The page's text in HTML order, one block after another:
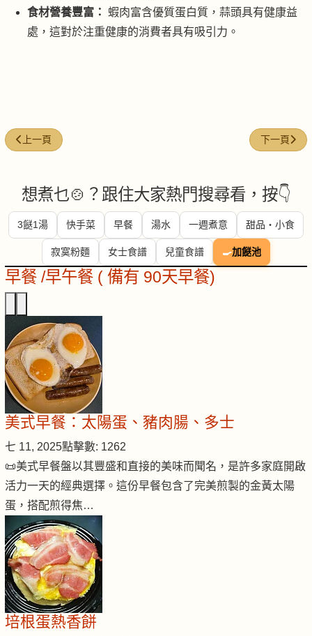
食材營養豐富： 蝦肉富含優質蛋白質，蒜頭具有健康益
處，這對於注重健康的消費者具有吸引力。
上一篇文章: 薑蔥水浸白灼蝦
上一頁 下一篇文章
下一頁
想煮乜🍲？跟住大家熱門搜尋看，按👇
3餸1湯 快手菜 早餐 湯水 一週煮意 甜品・小食
寂寞粉麵 女士食譜 兒童食譜 🍳加餸池
早餐 /早午餐 ( 備有 90天早餐)
美式早餐：太陽蛋、豬肉腸、多士
七 11, 2025點擊數: 1262
📜美式早餐盤以其豐盛和直接的美味而聞名，是許多家庭開啟
活力一天的經典選擇。這份早餐包含了完美煎製的金黃太陽
蛋，搭配煎得焦…
培根蛋熱香餅